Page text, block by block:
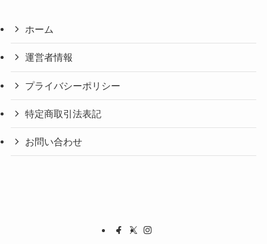
ホーム
運営者情報
プライバシーポリシー
特定商取引法表記
お問い合わせ